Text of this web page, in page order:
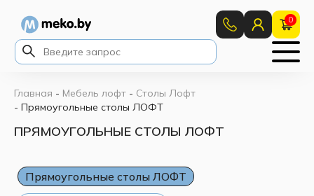
0
Главная - Мебель лофт - Столы Лофт
- Прямоугольные столы ЛОФТ
ПРЯМОУГОЛЬНЫЕ СТОЛЫ ЛОФТ
Прямоугольные столы ЛОФТ